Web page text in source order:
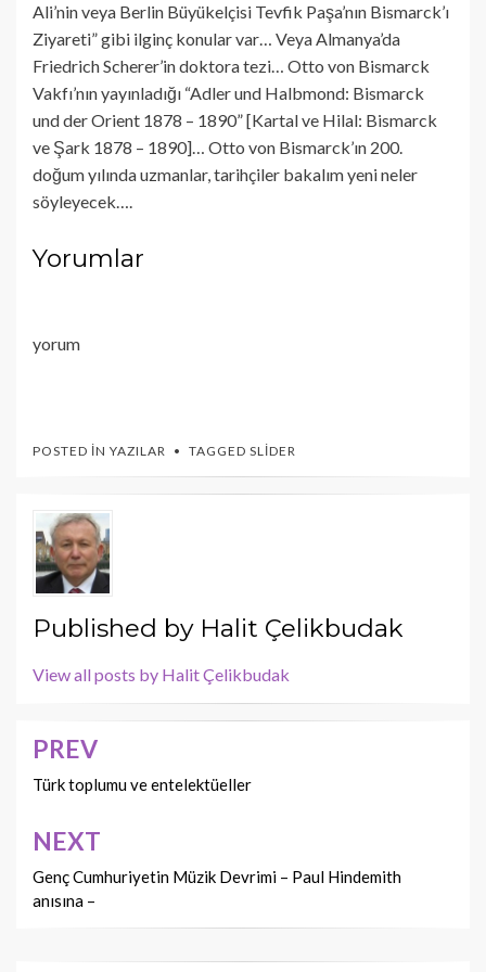
Ali’nin veya Berlin Büyükelçisi Tevfik Paşa’nın Bismarck’ı
Ziyareti” gibi ilginç konular var… Veya Almanya’da
Friedrich Scherer’in doktora tezi… Otto von Bismarck
Vakfı’nın yayınladığı “Adler und Halbmond: Bismarck
und der Orient 1878 – 1890” [Kartal ve Hilal: Bismarck
ve Şark 1878 – 1890]… Otto von Bismarck’ın 200.
doğum yılında uzmanlar, tarihçiler bakalım yeni neler
söyleyecek….
Yorumlar
yorum
POSTED IN YAZILAR TAGGED SLIDER
Published by Halit Çelikbudak
View all posts by Halit Çelikbudak
Yazı
dolaşımı
PREV
Türk toplumu ve entelektüeller
NEXT
Genç Cumhuriyetin Müzik Devrimi – Paul Hindemith
anısına –